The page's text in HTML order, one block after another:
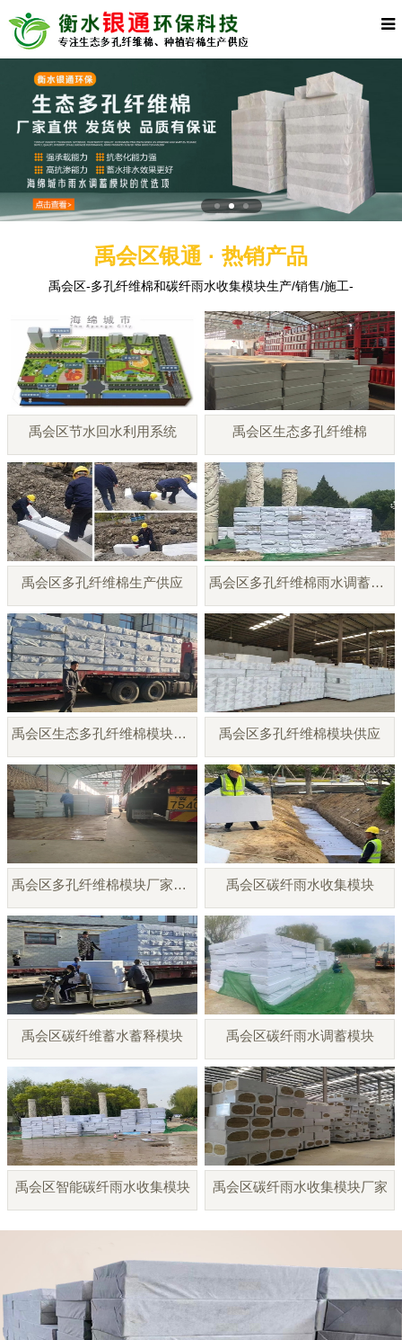
禹会区银通 · 热销产品
禹会区-多孔纤维棉和碳纤雨水收集模块生产/销售/施工-
禹会区节水回水利用系统 禹会区生态多孔纤维棉
禹会区多孔纤维棉生产供应 禹会区多孔纤维棉雨水调蓄模块
禹会区生态多孔纤维棉模块厂家 禹会区多孔纤维棉模块供应
禹会区多孔纤维棉模块厂家直销 禹会区碳纤雨水收集模块
禹会区碳纤维蓄水蓄释模块 禹会区碳纤雨水调蓄模块
禹会区智能碳纤雨水收集模块 禹会区碳纤雨水收集模块厂家